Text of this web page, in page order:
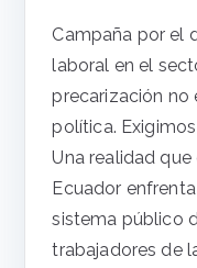
Campaña por el
laboral en el
precarización no
política.
Una realidad
Ecuador
sistema público
trabajadores de